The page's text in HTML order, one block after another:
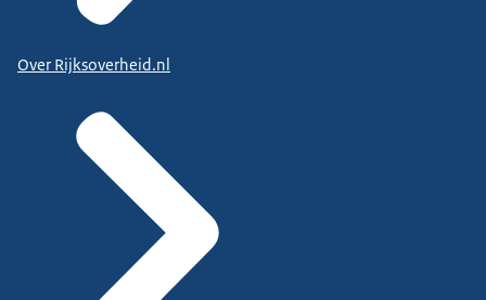
Over Rijksoverheid.nl